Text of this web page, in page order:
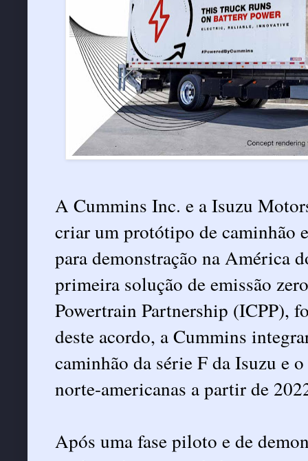
A Cummins Inc. e a Isuzu
criar um protótipo de caminhão
para demonstração na América
primeira solução de emissão
Powertrain Partnership (ICPP),
deste acordo, a Cummins
caminhão da série F da Isuzu e
norte-americanas a partir de
Após uma fase piloto e de